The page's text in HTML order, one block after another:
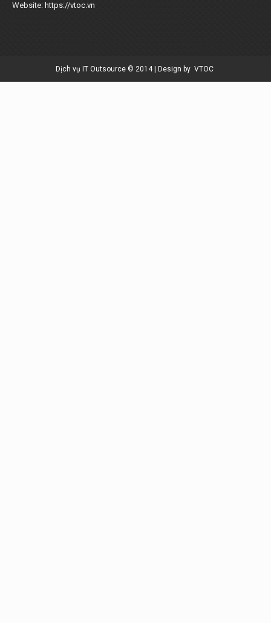
Website: https://vtoc.vn
Dịch vụ IT Outsource © 2014 | Design by VTOC